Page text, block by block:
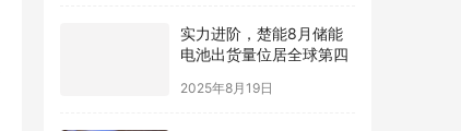
实力进阶，楚能8月储能
电池出货量位居全球第四
2025年8月19日